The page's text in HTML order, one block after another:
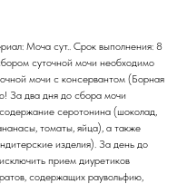
Моча сут.. Срок выполнения: 8
суточной мочи необходимо
мочи с консервантом (Борная
За два дня до сбора мочи
серотонина (шоколад,
томаты, яйца), а также
изделия). За день до
прием диуретиков
содержащих раувольфию,